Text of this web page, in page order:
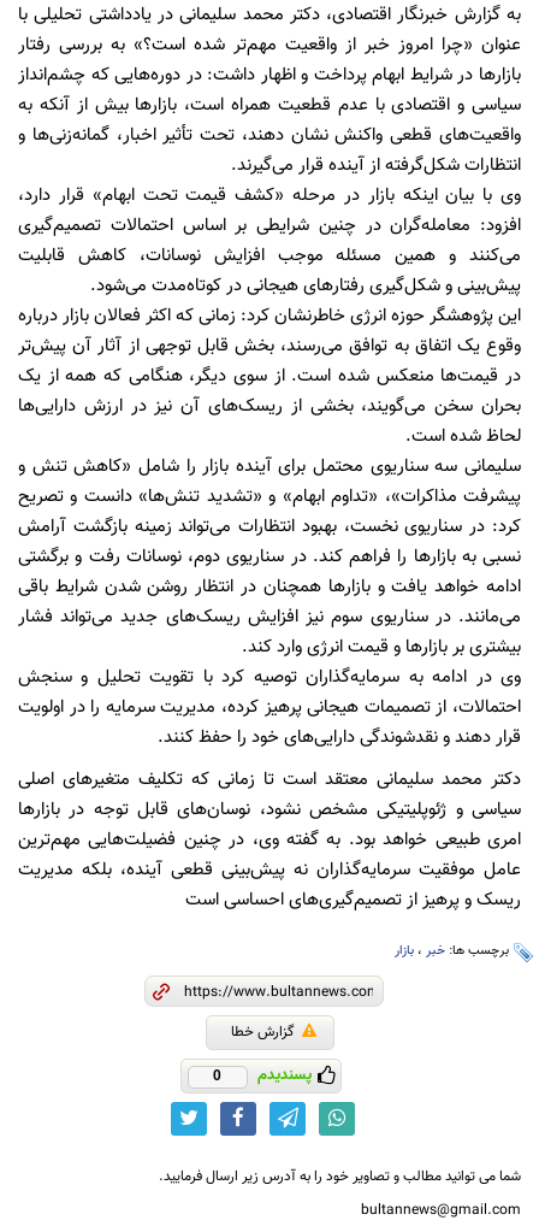
به گزارش خبرنگار اقتصادی، دکتر محمد سلیمانی در یادداشتی تحلیلی با
عنوان «چرا امروز خبر از واقعیت مهم‌تر شده است؟» به بررسی رفتار
بازارها در شرایط ابهام پرداخت و اظهار داشت: در دوره‌هایی که چشم‌انداز
سیاسی و اقتصادی با عدم قطعیت همراه است، بازارها بیش از آنکه به
واقعیت‌های قطعی واکنش نشان دهند، تحت تأثیر اخبار، گمانه‌زنی‌ها و
انتظارات شکل‌گرفته از آینده قرار می‌گیرند.
وی با بیان اینکه بازار در مرحله «کشف قیمت تحت ابهام» قرار دارد،
افزود: معامله‌گران در چنین شرایطی بر اساس احتمالات تصمیم‌گیری
می‌کنند و همین مسئله موجب افزایش نوسانات، کاهش قابلیت
پیش‌بینی و شکل‌گیری رفتارهای هیجانی در کوتاه‌مدت می‌شود.
این پژوهشگر حوزه انرژی خاطرنشان کرد: زمانی که اکثر فعالان بازار درباره
وقوع یک اتفاق به توافق می‌رسند، بخش قابل توجهی از آثار آن پیش‌تر
در قیمت‌ها منعکس شده است. از سوی دیگر، هنگامی که همه از یک
بحران سخن می‌گویند، بخشی از ریسک‌های آن نیز در ارزش دارایی‌ها
لحاظ شده است.
سلیمانی سه سناریوی محتمل برای آینده بازار را شامل «کاهش تنش و
پیشرفت مذاکرات»، «تداوم ابهام» و «تشدید تنش‌ها» دانست و تصریح
کرد: در سناریوی نخست، بهبود انتظارات می‌تواند زمینه بازگشت آرامش
نسبی به بازارها را فراهم کند. در سناریوی دوم، نوسانات رفت و برگشتی
ادامه خواهد یافت و بازارها همچنان در انتظار روشن شدن شرایط باقی
می‌مانند. در سناریوی سوم نیز افزایش ریسک‌های جدید می‌تواند فشار
بیشتری بر بازارها و قیمت انرژی وارد کند.
وی در ادامه به سرمایه‌گذاران توصیه کرد با تقویت تحلیل و سنجش
احتمالات، از تصمیمات هیجانی پرهیز کرده، مدیریت سرمایه را در اولویت
قرار دهند و نقدشوندگی دارایی‌های خود را حفظ کنند.
دکتر محمد سلیمانی معتقد است تا زمانی که تکلیف متغیرهای اصلی
سیاسی و ژئوپلیتیکی مشخص نشود، نوسان‌های قابل توجه در بازارها
امری طبیعی خواهد بود. به گفته وی، در چنین فضیلت‌هایی مهم‌ترین
عامل موفقیت سرمایه‌گذاران نه پیش‌بینی قطعی آینده، بلکه مدیریت
ریسک و پرهیز از تصمیم‌گیری‌های احساسی است
برچسب ها: خبر ، بازار
گزارش خطا
پسندیدم 0
شما می توانید مطالب و تصاویر خود را به آدرس زیر ارسال فرمایید.
bultannews@gmail.com